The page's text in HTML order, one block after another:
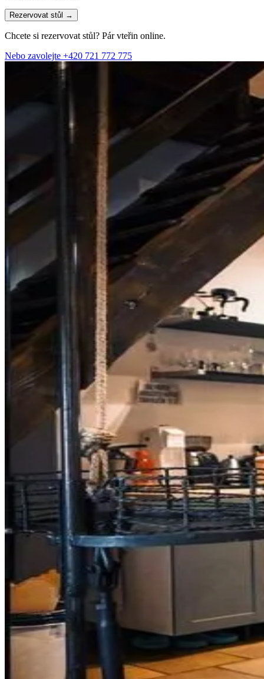
Rezervovat stůl →
Chcete si rezervovat stůl? Pár vteřin online.
Nebo zavolejte +420 721 772 775